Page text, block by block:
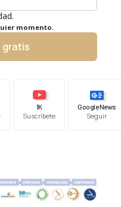
momento.
gratis
1K
Suscríbete
Google News
Seguir